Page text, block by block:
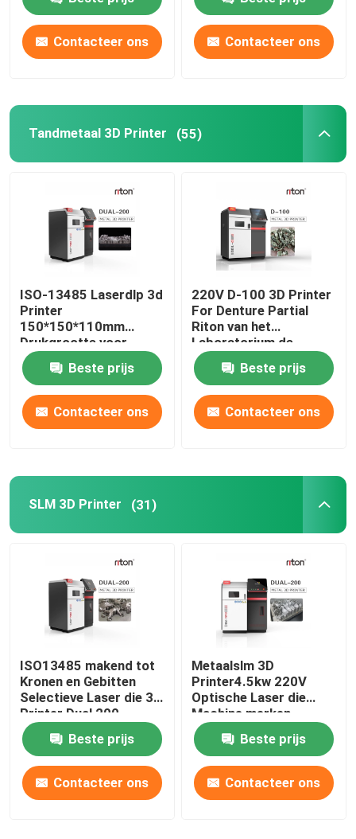
Fabrieksreis
Alle Gevallen
3D Printer van het lasermetaal
Tandmetaal 3D Printer
SLM 3D Printer
LCD 3D Printer
3D Printer Metal Powder
Medische 3D Printer
Juwelen 3D Printer
dlp 3d printer
Contacteer ons Contacteer ons
Tandmetaal 3D Printer (55)
ISO-13485 Laserdlp 3d
Printer
150*150*110mm
Drukgrootte voor
Tandimplant Modellen
Beste prijs
Contacteer ons
220V D-100 3D Printer
For Denture Partial
Riton van het
Laboratorium de
Tandmetaal
Beste prijs
Contacteer ons
SLM 3D Printer (31)
ISO13485 makend tot
Kronen en Gebitten
Selectieve Laser die 3d
Printer Dual 200
smelten
Beste prijs
Contacteer ons
Metaalslm 3D
Printer4.5kw 220V
Optische Laser die
Machine merken
Beste prijs
Contacteer ons